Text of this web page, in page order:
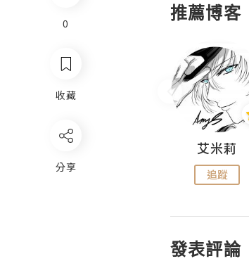
0
收藏
分享
推薦博客
艾米莉
追蹤
發表評論